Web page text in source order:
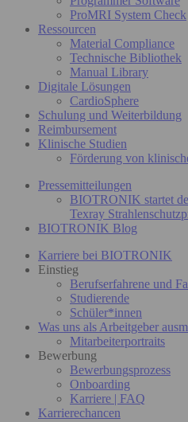
ProMRI System Check
Ressourcen
Material Compliance
Technische Bibliothek
Manual Library
Digitale Lösungen
CardioSphere
Schulung und Weiterbildung
Reimbursement
Klinische Studien
Förderung von
Pressemitteilungen
BIOTRONIK startet
Texray
BIOTRONIK Blog
Karriere bei BIOTRONIK
Einstieg
Berufserfahrene und
Studierende
Schüler*innen
Was uns als Arbeitgeber
Mitarbeiterportraits
Bewerbung
Bewerbungsprozess
Onboarding
Karriere | FAQ
Karrierechancen